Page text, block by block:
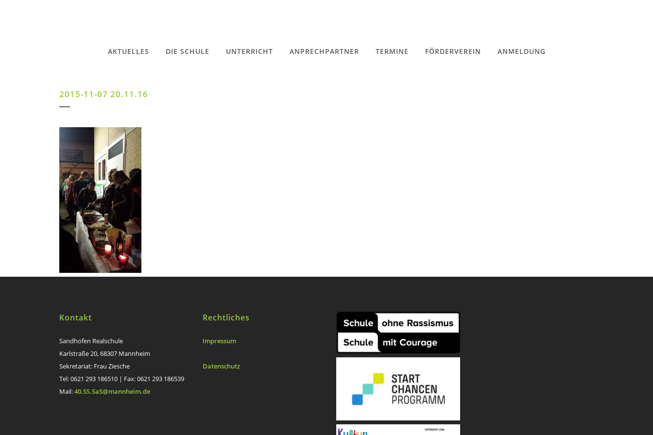
AKTUELLES DIE SCHULE UNTERRICHT ANPRECHPARTNER TERMINE FÖRDERVEREIN ANMELDUNG
2015-11-07 20.11.16
Kontakt
Sandhofen Realschule
Karlstraße 20, 68307 Mannheim
Sekretariat: Frau Ziesche
Tel: 0621 293 186510 | Fax: 0621 293 186539
Mail:40.SS.SaS@mannheim.de
Rechtliches
Impressum
Datenschutz